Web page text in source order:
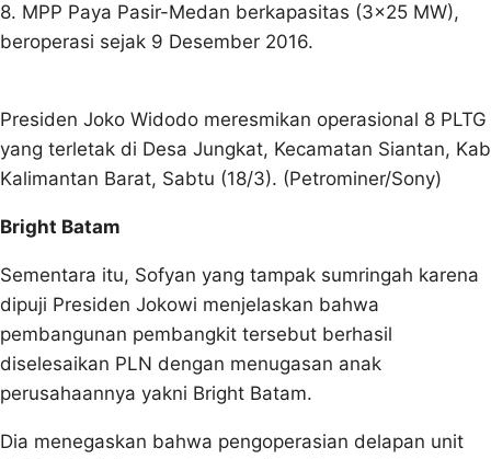
8. MPP Paya Pasir-Medan berkapasitas (3×25 MW),
beroperasi sejak 9 Desember 2016.
Presiden Joko Widodo meresmikan operasional 8
yang terletak di Desa Jungkat, Kecamatan Siantan,
Kalimantan Barat, Sabtu (18/3). (Petrominer/Sony)
Bright Batam
Sementara itu, Sofyan yang tampak sumringah karena
dipuji Presiden Jokowi menjelaskan bahwa
pembangunan pembangkit tersebut berhasil
diselesaikan PLN dengan menugasan anak
perusahaannya yakni Bright Batam.
Dia menegaskan bahwa pengoperasian delapan unit